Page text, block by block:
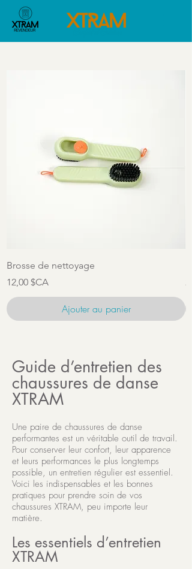
Brosse de nettoyage
Prix
12,00 $CA
Ajouter au panier
Guide d’entretien des
chaussures de danse
XTRAM
Une paire de chaussures de danse
performantes est un véritable outil de travail.
Pour conserver leur confort, leur apparence
et leurs performances le plus longtemps
possible, un entretien régulier est essentiel.
Voici les indispensables et les bonnes
pratiques pour prendre soin de vos
chaussures XTRAM, peu importe leur
matière.
Les essentiels d’entretien
XTRAM